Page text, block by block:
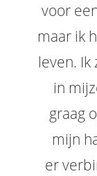
voor
maar ik
leven.
in
graag
mijn
er